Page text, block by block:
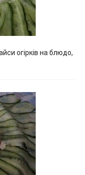
огірків на блюдо,